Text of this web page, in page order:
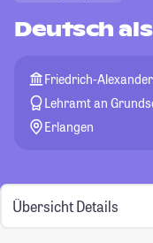
Deutsch
Friedrich-
Lehramt an
Erlangen
Übersicht Details